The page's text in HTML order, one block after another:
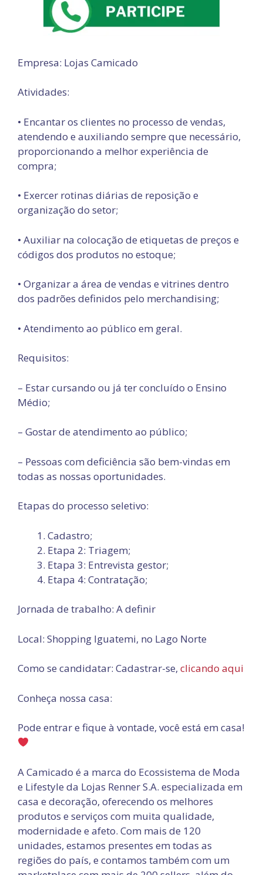
Empresa: Lojas Camicado
Atividades:
• Encantar os clientes no processo de vendas,
atendendo e auxiliando sempre que necessário,
proporcionando a melhor experiência de
compra;
• Exercer rotinas diárias de reposição e
organização do setor;
• Auxiliar na colocação de etiquetas de preços e
códigos dos produtos no estoque;
• Organizar a área de vendas e vitrines dentro
dos padrões definidos pelo merchandising;
• Atendimento ao público em geral.
Requisitos:
– Estar cursando ou já ter concluído o Ensino
Médio;
– Gostar de atendimento ao público;
– Pessoas com deficiência são bem-vindas em
todas as nossas oportunidades.
Etapas do processo seletivo:
Cadastro;
Etapa 2: Triagem;
Etapa 3: Entrevista gestor;
Etapa 4: Contratação;
Jornada de trabalho: A definir
Local: Shopping Iguatemi, no Lago Norte
Como se candidatar: Cadastrar-se, clicando aqui
Conheça nossa casa:
Pode entrar e fique à vontade, você está em casa!
A Camicado é a marca do Ecossistema de Moda
e Lifestyle da Lojas Renner S.A. especializada em
casa e decoração, oferecendo os melhores
produtos e serviços com muita qualidade,
modernidade e afeto. Com mais de 120
unidades, estamos presentes em todas as
regiões do país, e contamos também com um